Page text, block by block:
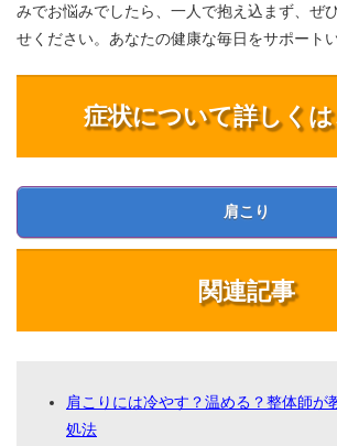
みでお悩みでしたら、一人で抱え込まず、ぜ
せください。あなたの健康な毎日をサポート
症状について詳しく
肩こり
関連記事
肩こりには冷やす？温める？整体師が
処法